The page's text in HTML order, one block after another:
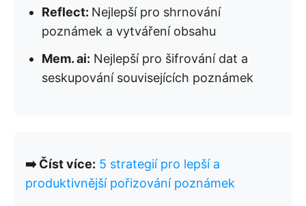
Reflect: Nejlepší pro shrnování
poznámek a vytváření obsahu
Mem. ai: Nejlepší pro šifrování dat a
seskupování souvisejících poznámek
➡️ Číst více: 5 strategií pro lepší a
produktivnější pořizování poznámek